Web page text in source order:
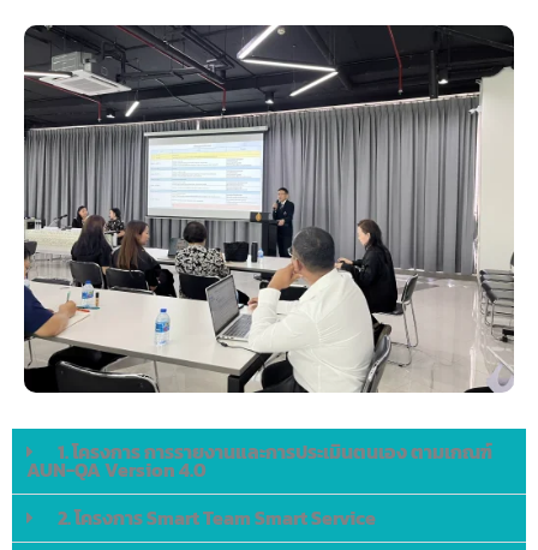
1. โครงการ การรายงานและการประเมินตนเอง ตามเกณฑ์
AUN-QA Version 4.0
2. โครงการ Smart Team Smart Service